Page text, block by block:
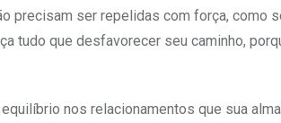
precisam ser repelidas com força, como
tudo que desfavorecer seu caminho,
nos relacionamentos que sua